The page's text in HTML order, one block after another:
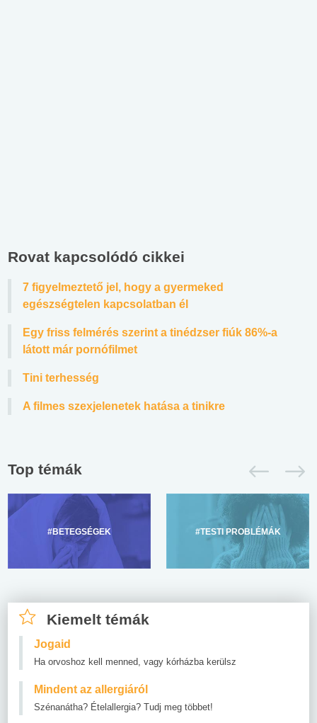
Rovat kapcsolódó cikkei
7 figyelmeztető jel, hogy a gyermeked
egészségtelen kapcsolatban él
Egy friss felmérés szerint a tinédzser fiúk 86%-a
látott már pornófilmet
Tini terhesség
A filmes szexjelenetek hatása a tinikre
Top témák
#BETEGSÉGEK #TESTI PROBLÉMÁK
Kiemelt témák
Jogaid
Ha orvoshoz kell menned, vagy kórházba kerülsz
Mindent az allergiáról
Szénanátha? Ételallergia? Tudj meg többet!